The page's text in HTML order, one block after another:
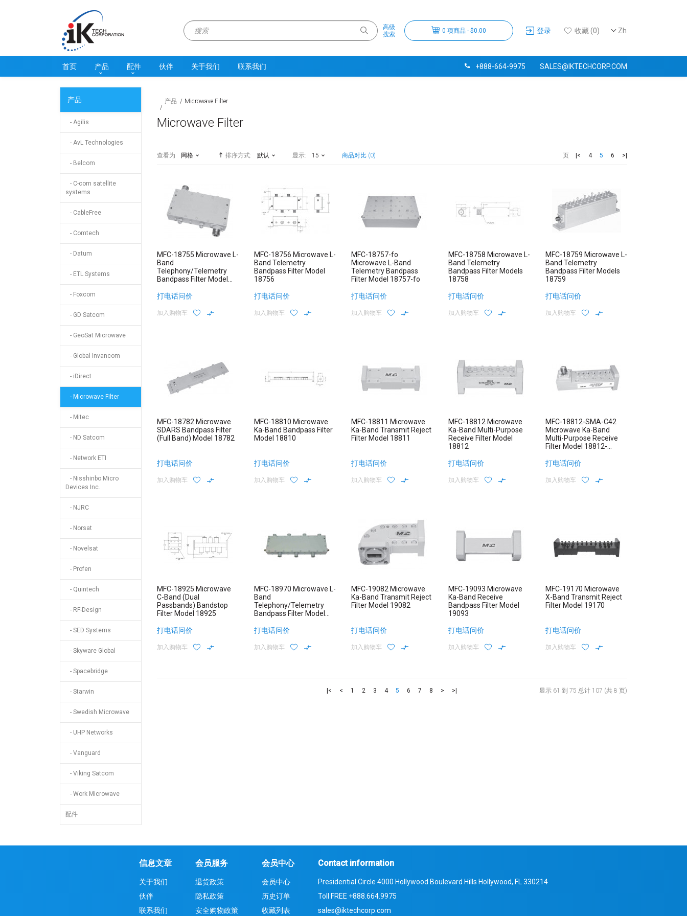
Zh
登录 收藏 (0)
0 项商品 - $0.00
高级
搜索
+888-664-9975 SALES@IKTECHCORP.COM
首页 产品 配件 伙伴 关于我们 联系我们
产品
- Agilis
- AvL Technologies
- Belcom
- C-com satellite
systems
- CableFree
- Comtech
- Datum
- ETL Systems
- Foxcom
- GD Satcom
- GeoSat Microwave
- Global Invancom
- iDirect
- Microwave Filter
- Mitec
- ND Satcom
- Network ETI
- Nisshinbo Micro
Devices Inc.
- NJRC
- Norsat
- Novelsat
- Profen
- Quintech
- RF-Design
- SED Systems
- Skyware Global
- Spacebridge
- Starwin
- Swedish Microwave
- UHP Networks
- Vanguard
- Viking Satcom
- Work Microwave
配件
产品 Microwave Filter
Microwave Filter
查看为 网格 排序方式: 默认 显示: 15 商品对比 (0) 页 |< 4 5 6 >|
MFC-18755 Microwave L-
Band
Telephony/Telemetry
Bandpass Filter Model
打电话问价
加入购物车
MFC-18756 Microwave L-
Band Telemetry
Bandpass Filter Model
18756
打电话问价
加入购物车
MFC-18757-fo
Microwave L-Band
Telemetry Bandpass
Filter Model 18757-fo
打电话问价
加入购物车
MFC-18758 Microwave L-
Band Telemetry
Bandpass Filter Models
18758
打电话问价
加入购物车
MFC-18759 Microwave L-
Band Telemetry
Bandpass Filter Models
18759
打电话问价
加入购物车
MFC-18782 Microwave
SDARS Bandpass Filter
(Full Band) Model 18782
打电话问价
加入购物车
MFC-18810 Microwave
Ka-Band Bandpass Filter
Model 18810
打电话问价
加入购物车
MFC-18811 Microwave
Ka-Band Transmit Reject
Filter Model 18811
打电话问价
加入购物车
MFC-18812 Microwave
Ka-Band Multi-Purpose
Receive Filter Model
18812
打电话问价
加入购物车
MFC-18812-SMA-C42
Microwave Ka-Band
Multi-Purpose Receive
Filter Model 18812-
打电话问价
加入购物车
MFC-18925 Microwave
C-Band (Dual
Passbands) Bandstop
Filter Model 18925
打电话问价
加入购物车
MFC-18970 Microwave L-
Band
Telephony/Telemetry
Bandpass Filter Model
打电话问价
加入购物车
MFC-19082 Microwave
Ka-Band Transmit Reject
Filter Model 19082
打电话问价
加入购物车
MFC-19093 Microwave
Ka-Band Receive
Bandpass Filter Model
19093
打电话问价
加入购物车
MFC-19170 Microwave
X-Band Transmit Reject
Filter Model 19170
打电话问价
加入购物车
|< < 1 2 3 4 5 6 7 8 > >| 显示 61 到 75 总计 107 (共 8 页)
信息文章
关于我们
伙伴
联系我们
会员服务
退货政策
隐私政策
安全购物政策
会员中心
会员中心
历史订单
收藏列表
Contact information
Presidential Circle 4000 Hollywood Boulevard Hills Hollywood, FL 330214
Toll FREE +888.664.9975
sales@iktechcorp.com